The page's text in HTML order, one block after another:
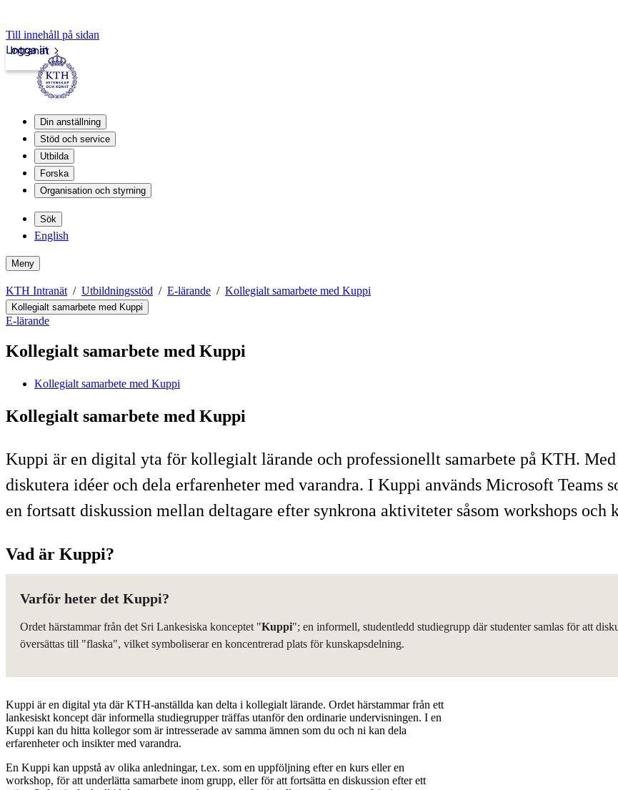
Till innehåll på sidan
Intranät
Logga in
Din anställning
Stöd och service
Utbilda
Forska
Organisation och styrning
Sök
English
Meny
KTH Intranät Utbildningsstöd E-lärande Kollegialt samarbete med Kuppi
Kollegialt samarbete med Kuppi
E-lärande
Kollegialt samarbete med Kuppi
Kollegialt samarbete med Kuppi
Kollegialt samarbete med Kuppi
Kuppi är en digital yta för kollegialt lärande och professionellt samarbete på KTH.
diskutera idéer och dela erfarenheter med varandra. I Kuppi används Microsoft
en fortsatt diskussion mellan deltagare efter synkrona aktiviteter såsom workshops och
Vad är Kuppi?
Varför heter det Kuppi?
Ordet härstammar från det Sri Lankesiska konceptet "Kuppi"; en informell, studentledd studiegrupp där studenter samlas för att
översättas till "flaska", vilket symboliserar en koncentrerad plats för kunskapsdelning.
Kuppi är en digital yta där KTH-anställda kan delta i kollegialt lärande. Ordet härstammar från ett
lankesiskt koncept där informella studiegrupper träffas utanför den ordinarie undervisningen. I en
Kuppi kan du hitta kollegor som är intresserade av samma ämnen som du och ni kan dela
erfarenheter och insikter med varandra.
En Kuppi kan uppstå av olika anledningar, t.ex. som en uppföljning efter en kurs eller en
workshop, för att underlätta samarbete inom grupp, eller för att fortsätta en diskussion efter ett